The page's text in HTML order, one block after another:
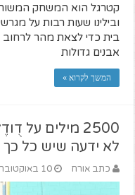
קטרגל הוא המשחק המשוחק
ובילינו שעות רבות על
בית כדי לצאת מהר
אבנים גדולות
המשך לקרוא »
2500 מילים
לא ידעה שיש כל
כתב אורח 10 באוקטובר 2018